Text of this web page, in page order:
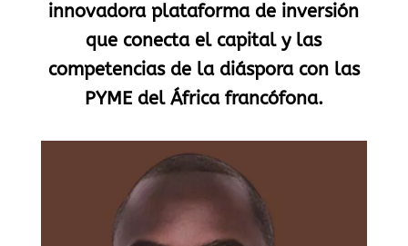
innovadora plataforma de inversión
que conecta el capital y las
competencias de la diáspora con las
PYME del África francófona.